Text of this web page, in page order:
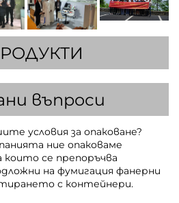
въпроси
условия за опаковане?
ние опаковаме
се препоръчва
на фумигация фанерни
с контейнери.